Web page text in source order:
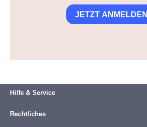
JETZT ANMELDEN
Hilfe & Service
Rechtliches